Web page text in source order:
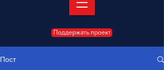
Поддержать проект
Пост